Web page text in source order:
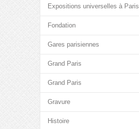
Expositions universelles à Paris
Fondation
Gares parisiennes
Grand Paris
Grand Paris
Gravure
Histoire